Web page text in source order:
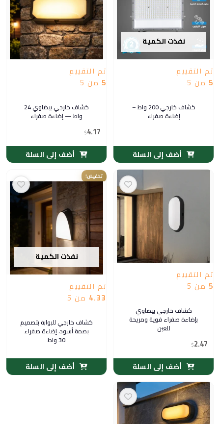
نفذت الكمية
تم التقييم
5 من 5
كشاف خارجي 200 واط –
إضاءة صفراء
أضف إلى السلة
تم التقييم
5 من 5
كشاف خارجي بيضاوي 24
واط — إضاءة صفراء
$4.17
أضف إلى السلة
تم التقييم
5 من 5
كشاف خارجي بيضاوي
بإضاءة صفراء قوية ومريحة
للعين
$2.47
أضف إلى السلة
تخفيض!
نفذت الكمية
تم التقييم
4.33 من 5
كشاف خارجي للبوابة بتصميم
بصمة أسود، إضاءة صفراء
30 واط
أضف إلى السلة